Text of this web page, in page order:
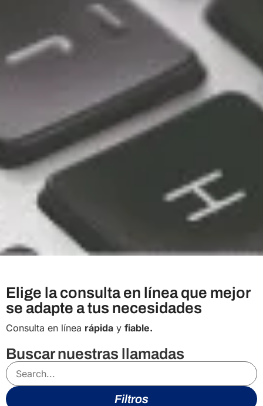
Elige la consulta en línea que mejor
se adapte a tus necesidades
Consulta en línea rápida y fiable.
Buscar nuestras llamadas
Filtros